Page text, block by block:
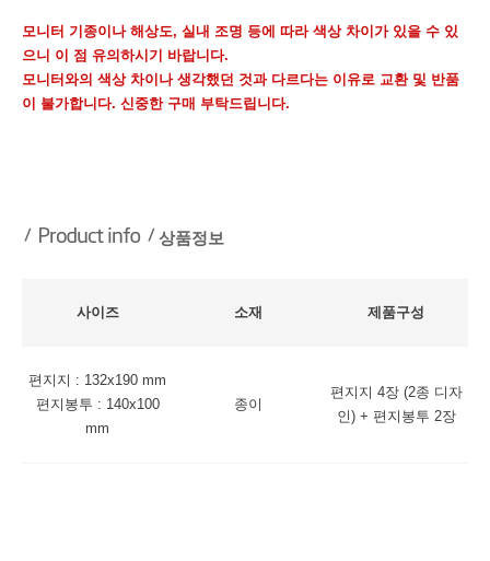
모니터 기종이나 해상도, 실내 조명 등에 따라 색상 차이가 있을 수 있
으니 이 점 유의하시기 바랍니다.
모니터와의 색상 차이나 생각했던 것과 다르다는 이유로 교환 및 반품
이 불가합니다. 신중한 구매 부탁드립니다.
상품정보
사이즈 소재 제품구성
편지지 : 132x190 mm
편지봉투 : 140x100
mm
종이
편지지 4장 (2종 디자
인) + 편지봉투 2장